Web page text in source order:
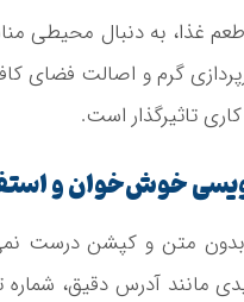
طعم غذا، به دنبال محیطی
گرم و اصالت فضای
تاثیرگذار است.
خوش‌خوان و
متن و کپشن درست
مانند آدرس دقیق، شماره